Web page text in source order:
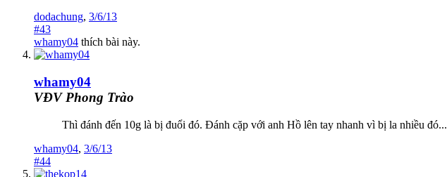
dodachung, 3/6/13
#43
whamy04 thích bài này.
whamy04
VĐV Phong Trào
Thì đánh đến 10g là bị đuổi đó. Đánh cặp với anh Hồ lên tay nhanh vì bị la nhiều đó...
whamy04, 3/6/13
#44